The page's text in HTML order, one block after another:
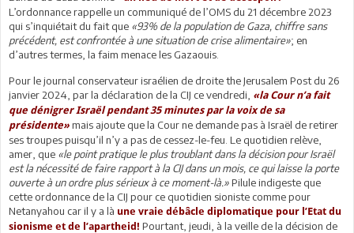
L’ordonnance rappelle un communiqué de l’OMS du 21 décembre 2023
qui s’inquiétait du fait que «93% de la population de Gaza, chiffre sans
précédent, est confrontée à une situation de crise alimentaire»; en
d’autres termes, la faim menace les Gazaouis.
Pour le journal conservateur israélien de droite the Jerusalem Post du 26
janvier 2024, par la déclaration de la CIJ ce vendredi, «la Cour n’a fait
que dénigrer Israël pendant 35 minutes par la voix de sa
présidente» mais ajoute que la Cour ne demande pas à Israël de retirer
ses troupes puisqu’il n’y a pas de cessez-le-feu. Le quotidien relève,
amer, que «le point pratique le plus troublant dans la décision pour Israël
est la nécessité de faire rapport à la CIJ dans un mois, ce qui laisse la porte
ouverte à un ordre plus sérieux à ce moment-là.»Pilule indigeste que
cette ordonnance de la CIJ pour ce quotidien sioniste comme pour
Netanyahou car il y a là une vraie débâcle diplomatique pour l’Etat du
sionisme et de l’apartheid! Pourtant, jeudi, à la veille de la décision de